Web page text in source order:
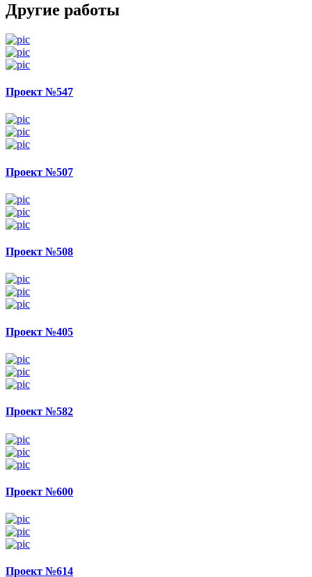
Другие работы
Проект №547
Проект №507
Проект №508
Проект №405
Проект №582
Проект №600
Проект №614